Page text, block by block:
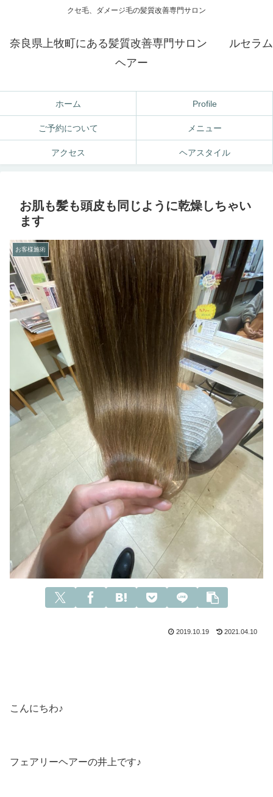
クセ毛、ダメージ毛の髪質改善専門サロン
奈良県上牧町にある髪質改善専門サロン ルセラム
ヘアー
ホーム Profile
ご予約について メニュー
アクセス ヘアスタイル
お肌も髪も頭皮も同じように乾燥しちゃい
ます
お客様施術
2019.10.19 2021.04.10
こんにちわ♪
フェアリーヘアーの井上です♪